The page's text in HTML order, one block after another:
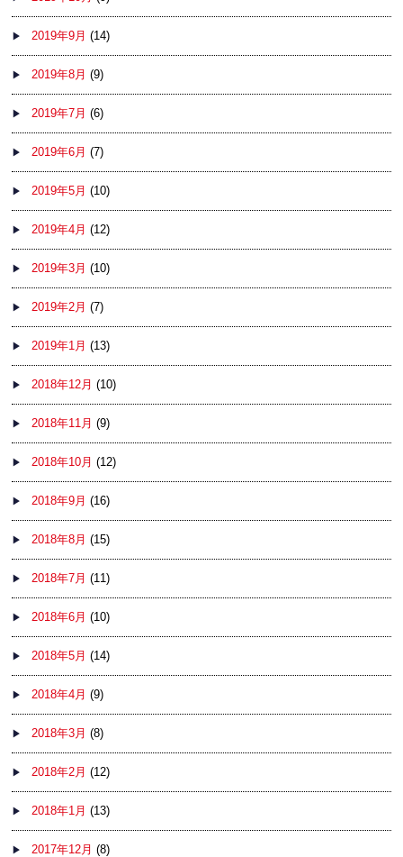
2019年9月 (14)
2019年8月 (9)
2019年7月 (6)
2019年6月 (7)
2019年5月 (10)
2019年4月 (12)
2019年3月 (10)
2019年2月 (7)
2019年1月 (13)
2018年12月 (10)
2018年11月 (9)
2018年10月 (12)
2018年9月 (16)
2018年8月 (15)
2018年7月 (11)
2018年6月 (10)
2018年5月 (14)
2018年4月 (9)
2018年3月 (8)
2018年2月 (12)
2018年1月 (13)
2017年12月 (8)